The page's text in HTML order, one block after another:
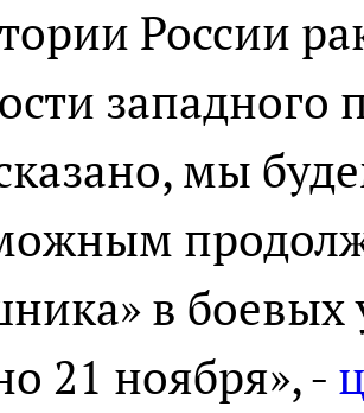
России
западного
мы
в боевых
21 ноября», -